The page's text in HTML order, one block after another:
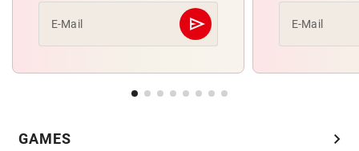
E-Mail send
Abschicken E-Mail
GAMES chevron_right